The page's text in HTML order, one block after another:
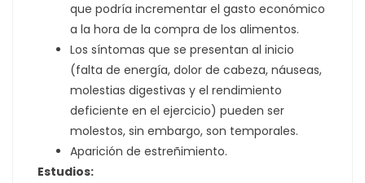
que podría incrementar el gasto económico
a la hora de la compra de los alimentos.
Los síntomas que se presentan al inicio
(falta de energía, dolor de cabeza, náuseas,
molestias digestivas y el rendimiento
deficiente en el ejercicio) pueden ser
molestos, sin embargo, son temporales.
Aparición de estreñimiento.
Estudios: